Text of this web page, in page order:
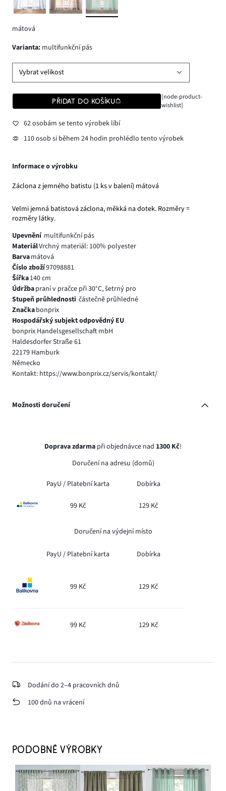
mátová
varianta: multifunkční pás
Vybrat velikost
PŘIDAT DO KOŠÍKU
[node-product-
wishlist]
62 osobám se tento výrobek líbí
110 osob si během 24 hodin prohlédlo tento výrobek
Informace o výrobku
Záclona z jemného batistu (1 ks v balení) mátová
Velmi jemná batistová záclona, měkká na dotek. Rozměry =
rozměry látky.
Upevnění multifunkční pás
MateriálVrchný materiál: 100% polyester
Barvamátová
Číslo zboží97098881
Šířka140 cm
Údržbapraní v pračce při 30°C, šetrný pro
Stupeň průhlednosti částečně průhledné
Značkabonprix
Hospodářský subjekt odpovědný EU
bonprix Handelsgesellschaft mbH
Haldesdorfer Straße 61
22179 Hamburk
Německo
Kontakt: https://www.bonprix.cz/servis/kontakt/
Možnosti doručení
Doprava zdarma při objednávce nad 1300 Kč!
Doručení na adresu (domů)
PayU / Platební karta Dobírka
99 Kč 129 Kč
Doručení na výdejní místo
PayU / Platební karta Dobírka
99 Kč 129 Kč
99 Kč 129 Kč
Dodání do 2–4 pracovních dnů
100 dnů na vrácení
PODOBNÉ VÝROBKY